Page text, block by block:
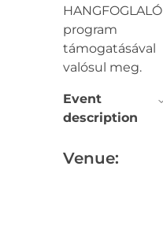
HANGFOGLALÓ
program
támogatásával
valósul meg.
Event
description
Venue: